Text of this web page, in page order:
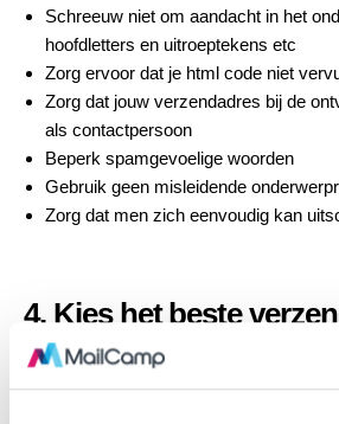
Schreeuw niet om aandacht in het
hoofdletters en uitroeptekens etc
Zorg ervoor dat je html code niet
Zorg dat jouw verzendadres bij de
als contactpersoon
Beperk spamgevoelige woorden
Gebruik geen misleidende
Zorg dat men zich eenvoudig kan
4. Kies het beste
Wat is het beste moment om een
Deze vraag wordt ons regelmatig